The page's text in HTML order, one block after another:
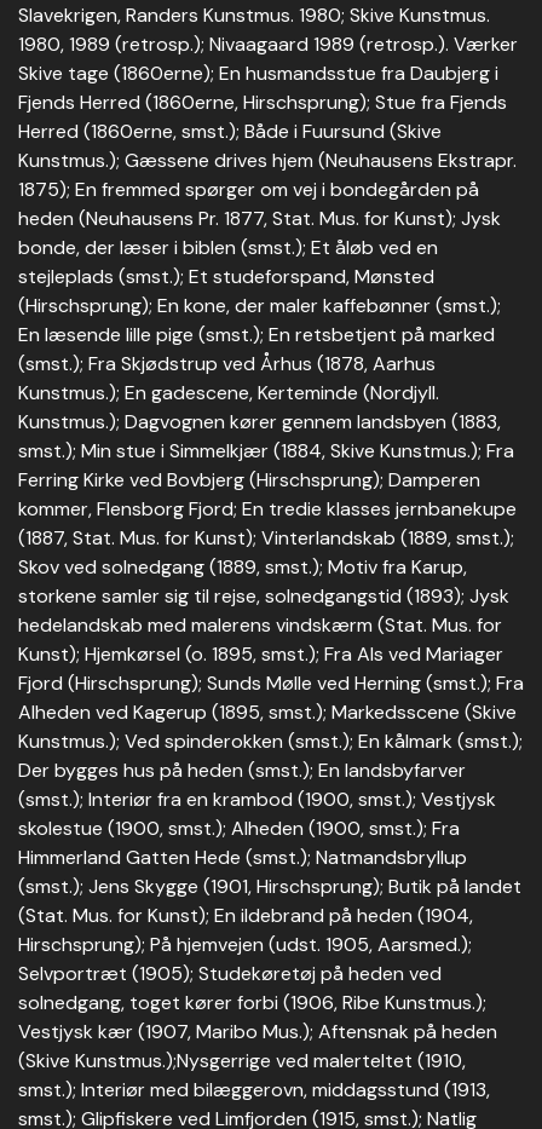
Slavekrigen, Randers Kunstmus. 1980; Skive Kunstmus.
1980, 1989 (retrosp.); Nivaagaard 1989 (retrosp.). Værker
Skive tage (1860erne); En husmandsstue fra Daubjerg i
Fjends Herred (1860erne, Hirschsprung); Stue fra Fjends
Herred (1860erne, smst.); Både i Fuursund (Skive
Kunstmus.); Gæssene drives hjem (Neuhausens Ekstrapr.
1875); En fremmed spørger om vej i bondegården på
heden (Neuhausens Pr. 1877, Stat. Mus. for Kunst); Jysk
bonde, der læser i biblen (smst.); Et åløb ved en
stejleplads (smst.); Et studeforspand, Mønsted
(Hirschsprung); En kone, der maler kaffebønner (smst.);
En læsende lille pige (smst.); En retsbetjent på marked
(smst.); Fra Skjødstrup ved Århus (1878, Aarhus
Kunstmus.); En gadescene, Kerteminde (Nordjyll.
Kunstmus.); Dagvognen kører gennem landsbyen (1883,
smst.); Min stue i Simmelkjær (1884, Skive Kunstmus.); Fra
Ferring Kirke ved Bovbjerg (Hirschsprung); Damperen
kommer, Flensborg Fjord; En tredie klasses jernbanekupe
(1887, Stat. Mus. for Kunst); Vinterlandskab (1889, smst.);
Skov ved solnedgang (1889, smst.); Motiv fra Karup,
storkene samler sig til rejse, solnedgangstid (1893); Jysk
hedelandskab med malerens vindskærm (Stat. Mus. for
Kunst); Hjemkørsel (o. 1895, smst.); Fra Als ved Mariager
Fjord (Hirschsprung); Sunds Mølle ved Herning (smst.); Fra
Alheden ved Kagerup (1895, smst.); Markedsscene (Skive
Kunstmus.); Ved spinderokken (smst.); En kålmark (smst.);
Der bygges hus på heden (smst.); En landsbyfarver
(smst.); Interiør fra en krambod (1900, smst.); Vestjysk
skolestue (1900, smst.); Alheden (1900, smst.); Fra
Himmerland Gatten Hede (smst.); Natmandsbryllup
(smst.); Jens Skygge (1901, Hirschsprung); Butik på landet
(Stat. Mus. for Kunst); En ildebrand på heden (1904,
Hirschsprung); På hjemvejen (udst. 1905, Aarsmed.);
Selvportræt (1905); Studekøretøj på heden ved
solnedgang, toget kører forbi (1906, Ribe Kunstmus.);
Vestjysk kær (1907, Maribo Mus.); Aftensnak på heden
(Skive Kunstmus.);Nysgerrige ved malerteltet (1910,
smst.); Interiør med bilæggerovn, middagsstund (1913,
smst.); Glipfiskere ved Limfjorden (1915, smst.); Natlig